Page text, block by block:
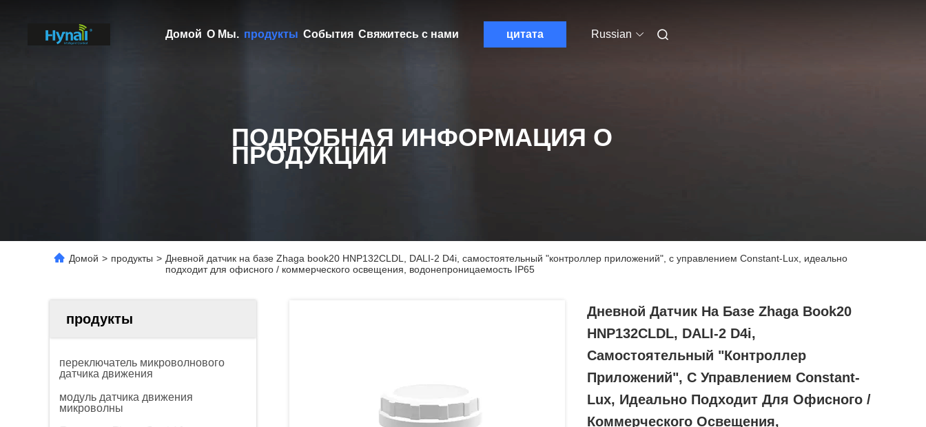
Домой О Мы. продукты События Свяжитесь с нами цитата Russian
ПОДРОБНАЯ ИНФОРМАЦИЯ О
ПРОДУКЦИИ
Домой > продукты > Дневной датчик на базе Zhaga book20 HNP132CLDL, DALI-2 D4i, самостоятельный "контроллер приложений", с управлением Constant-Lux, идеально
подходит для офисного / коммерческого освещения, водонепроницаемость IP65
продукты
переключатель микроволнового
датчика движения
модуль датчика движения
микроволны
Дневной Датчик На Базе Zhaga Book20
HNP132CLDL, DALI-2 D4i,
Самостоятельный "контроллер
Приложений", С Управлением Constant-
Lux, Идеально Подходит Для Офисного /
Коммерческого Освещения,